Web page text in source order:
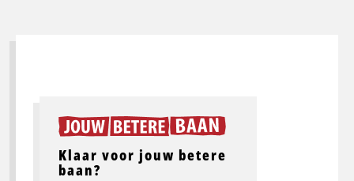
Klaar voor jouw betere
baan?